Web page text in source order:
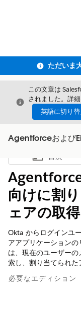
閉じる
この文章は
されました。詳
英語に切り
Agentforceおよび
目次を表示
目次
向けに割
ェアの取得
Okta からログインユ
アアプリケーション
は、現在のユーザー
索し、割り当てられた
必要なエディション